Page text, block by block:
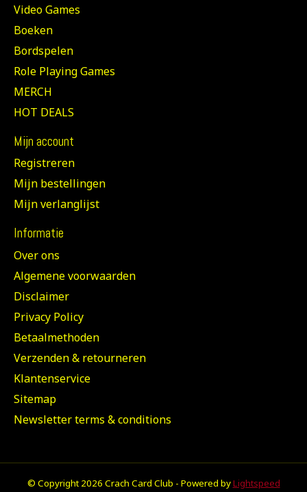
Video Games
Boeken
Bordspelen
Role Playing Games
MERCH
HOT DEALS
Mijn account
Registreren
Mijn bestellingen
Mijn verlanglijst
Informatie
Over ons
Algemene voorwaarden
Disclaimer
Privacy Policy
Betaalmethoden
Verzenden & retourneren
Klantenservice
Sitemap
Newsletter terms & conditions
© Copyright 2026 Crach Card Club - Powered byLightspeed